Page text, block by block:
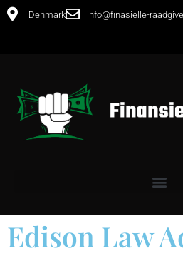
Denmark info@finasielle-
Edison Law